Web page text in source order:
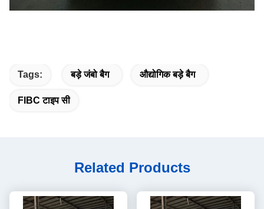
Tags: बड़े जंबो बैग औद्योगिक बड़े बैग
FIBC टाइप सी
Related Products